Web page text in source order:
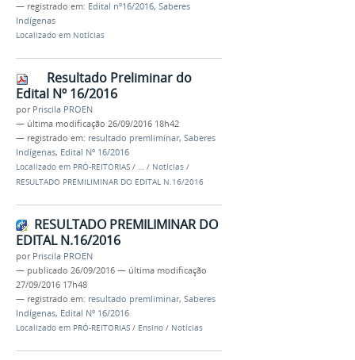
— registrado em: Edital nº16/2016, Saberes
Indígenas
Localizado em Notícias
Resultado Preliminar do
Edital Nº 16/2016
por Priscila PROEN
— última modificação 26/09/2016 18h42
— registrado em: resultado premliminar, Saberes
Indígenas, Edital Nº 16/2016
Localizado em PRÓ-REITORIAS / … / Notícias /
RESULTADO PREMILIMINAR DO EDITAL N.16/2016
RESULTADO PREMILIMINAR DO
EDITAL N.16/2016
por Priscila PROEN
— publicado 26/09/2016 — última modificação
27/09/2016 17h48
— registrado em: resultado premliminar, Saberes
Indígenas, Edital Nº 16/2016
Localizado em PRÓ-REITORIAS / Ensino / Notícias